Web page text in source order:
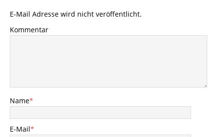
E-Mail Adresse wird nicht veröffentlicht.
Kommentar
Name*
E-Mail*